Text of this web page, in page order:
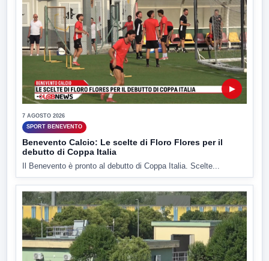
▶
7 AGOSTO 2026
SPORT BENEVENTO
Benevento Calcio: Le scelte di Floro Flores per il
debutto di Coppa Italia
Il Benevento è pronto al debutto di Coppa Italia. Scelte...